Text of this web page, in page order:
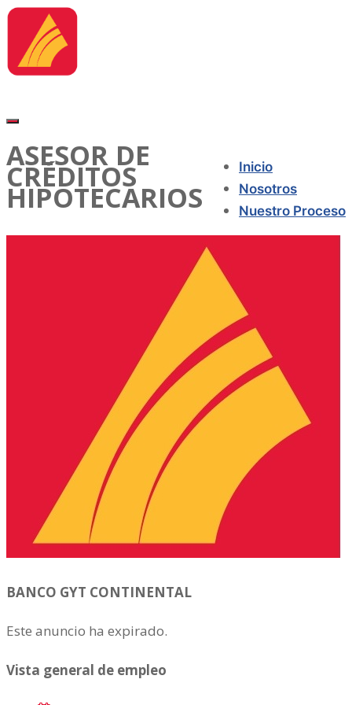
Inicio
Nosotros
Nuestro Proceso
ASESOR DE
CRÉDITOS
HIPOTECARIOS
BANCO GYT CONTINENTAL
Este anuncio ha expirado.
Vista general de empleo